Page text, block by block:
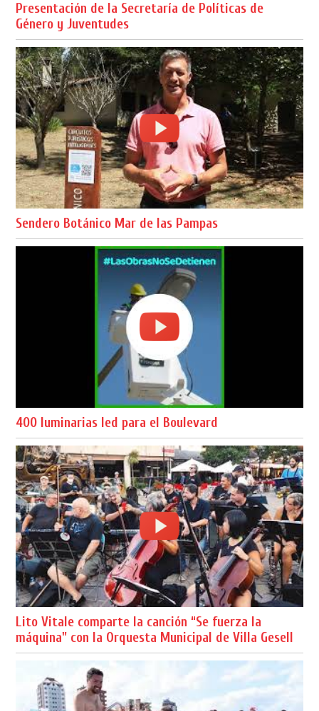
Presentación de la Secretaría de Políticas de
Género y Juventudes
Sendero Botánico Mar de las Pampas
400 luminarias led para el Boulevard
Lito Vitale comparte la canción “Se fuerza la
máquina" con la Orquesta Municipal de Villa Gesell